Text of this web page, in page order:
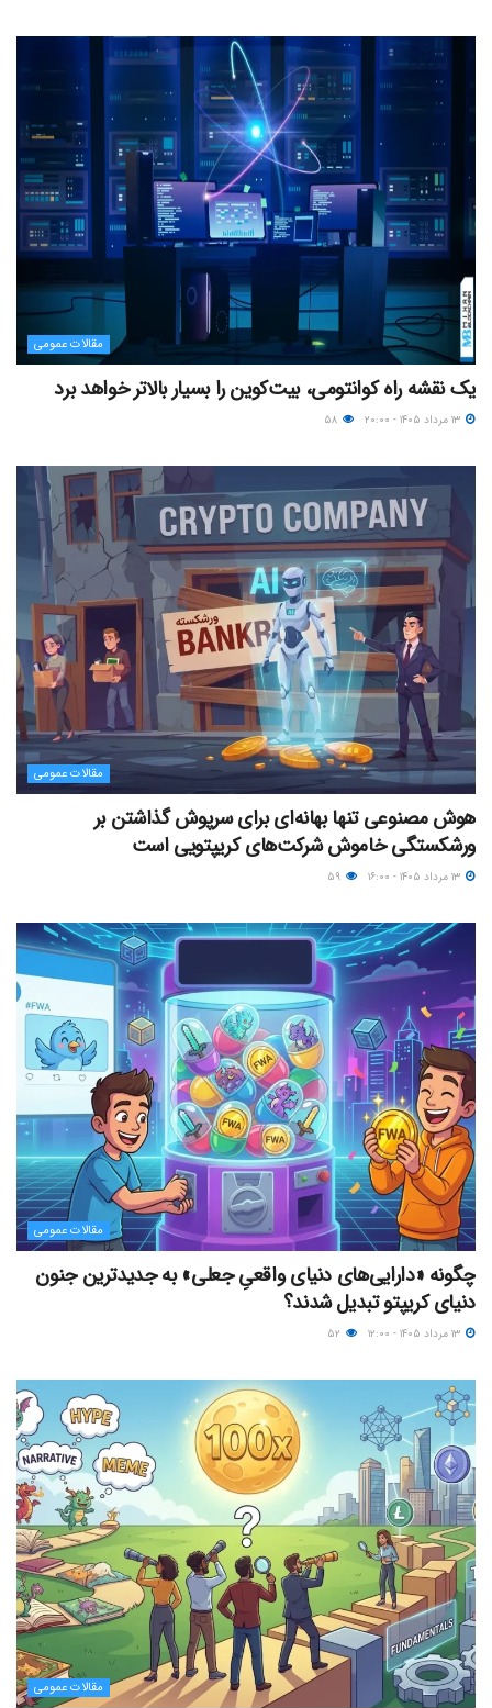
مقالات عمومی
یک نقشه راه کوانتومی، بیت‌کوین را بسیار بالاتر خواهد برد
مقالات عمومی
هوش مصنوعی تنها بهانه‌ای برای سرپوش گذاشتن بر
ورشکستگی خاموش شرکت‌های کریپتویی است
مقالات عمومی
چگونه «دارایی‌های دنیای واقعیِ جعلی» به جدیدترین جنون
دنیای کریپتو تبدیل شدند؟
مقالات عمومی